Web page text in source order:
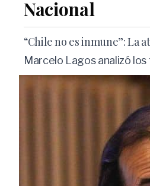
Nacional
“Chile no es inmune”: La
Marcelo Lagos analizó